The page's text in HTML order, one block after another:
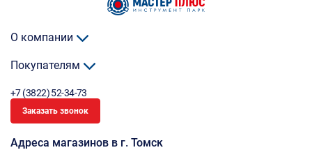
О компании
Покупателям
+7 (3822) 52-34-73
Заказать звонок
Адреса магазинов в г. Томск